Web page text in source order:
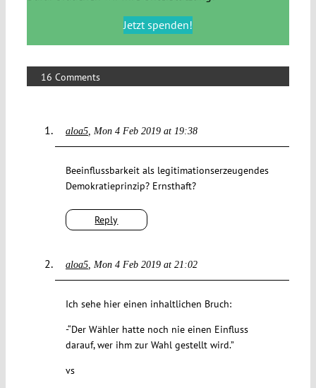
Jetzt spenden!
16 Comments
aloa5 Mon 4 Feb 2019 at 19:38
Reply
Beeinflussbarkeit als legitimationserzeugendes
Demokratieprinzip? Ernsthaft?
aloa5 Mon 4 Feb 2019 at 21:02
Ich sehe hier einen inhaltlichen Bruch:
-“Der Wähler hatte noch nie einen Einfluss
darauf, wer ihm zur Wahl gestellt wird.”
vs